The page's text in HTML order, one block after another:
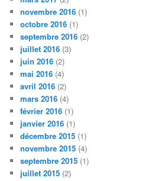
novembre 2016 (1)
octobre 2016 (1)
septembre 2016 (2)
juillet 2016 (3)
juin 2016 (2)
mai 2016 (4)
avril 2016 (2)
mars 2016 (4)
février 2016 (1)
janvier 2016 (1)
décembre 2015 (1)
novembre 2015 (4)
septembre 2015 (1)
juillet 2015 (2)